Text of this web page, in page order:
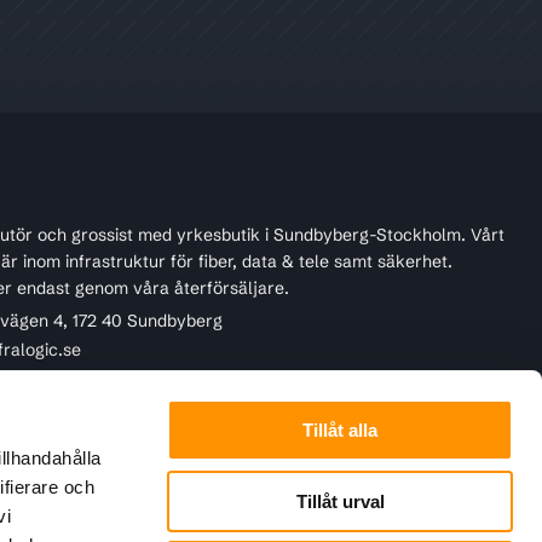
och
Tillåt alla
Tillåt urval
och grossist med yrkesbutik i Sundbyberg-Stockholm. Vårt
inom infrastruktur för fiber, data & tele samt säkerhet.
endast genom våra återförsäljare.
4, 172 40 Sundbyberg